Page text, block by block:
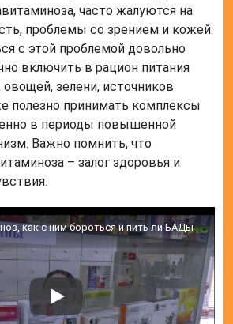
часто жалуются на
проблемы со зрением и кожей.
с этой проблемой довольно
включить в рацион питания
зелени, источников
полезно принимать комплексы
в периоды повышенной
Важно помнить, что
– залог здоровья и
как с ним бороться и пить ли БАДы